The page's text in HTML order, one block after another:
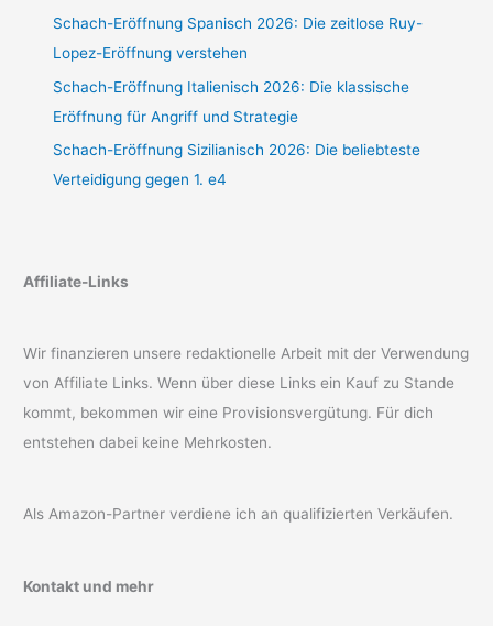
Schach-Eröffnung Spanisch 2026: Die zeitlose Ruy-
Lopez-Eröffnung verstehen
Schach-Eröffnung Italienisch 2026: Die klassische
Eröffnung für Angriff und Strategie
Schach-Eröffnung Sizilianisch 2026: Die beliebteste
Verteidigung gegen 1. e4
Affiliate-Links
Wir finanzieren unsere redaktionelle Arbeit mit der Verwendung
von Affiliate Links. Wenn über diese Links ein Kauf zu Stande
kommt, bekommen wir eine Provisionsvergütung. Für dich
entstehen dabei keine Mehrkosten.
Als Amazon-Partner verdiene ich an qualifizierten Verkäufen.
Kontakt und mehr